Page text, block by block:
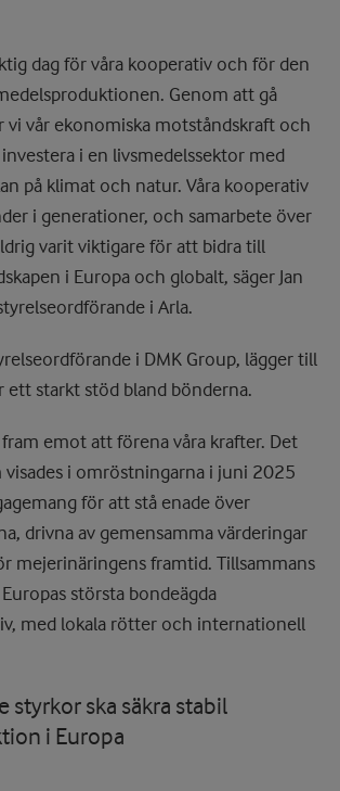
dag för våra kooperativ och för den
Genom att gå
vi vår ekonomiska motståndskraft och
i en livsmedelssektor med
på klimat och natur. Våra kooperativ
i generationer, och samarbete över
varit viktigare för att bidra till
i Europa och globalt, säger Jan
i Arla.
i DMK Group, lägger till
ett starkt stöd bland bönderna.
emot att förena våra krafter. Det
visades i omröstningarna i juni 2025
för att stå enade över
drivna av gemensamma värderingar
mejerinäringens framtid. Tillsammans
största bondeägda
med lokala rötter och internationell
styrkor ska säkra stabil
i Europa